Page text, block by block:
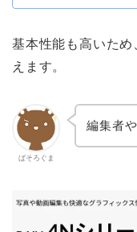
基本性能も高いた
えます。
ぱそろぐま
編集者